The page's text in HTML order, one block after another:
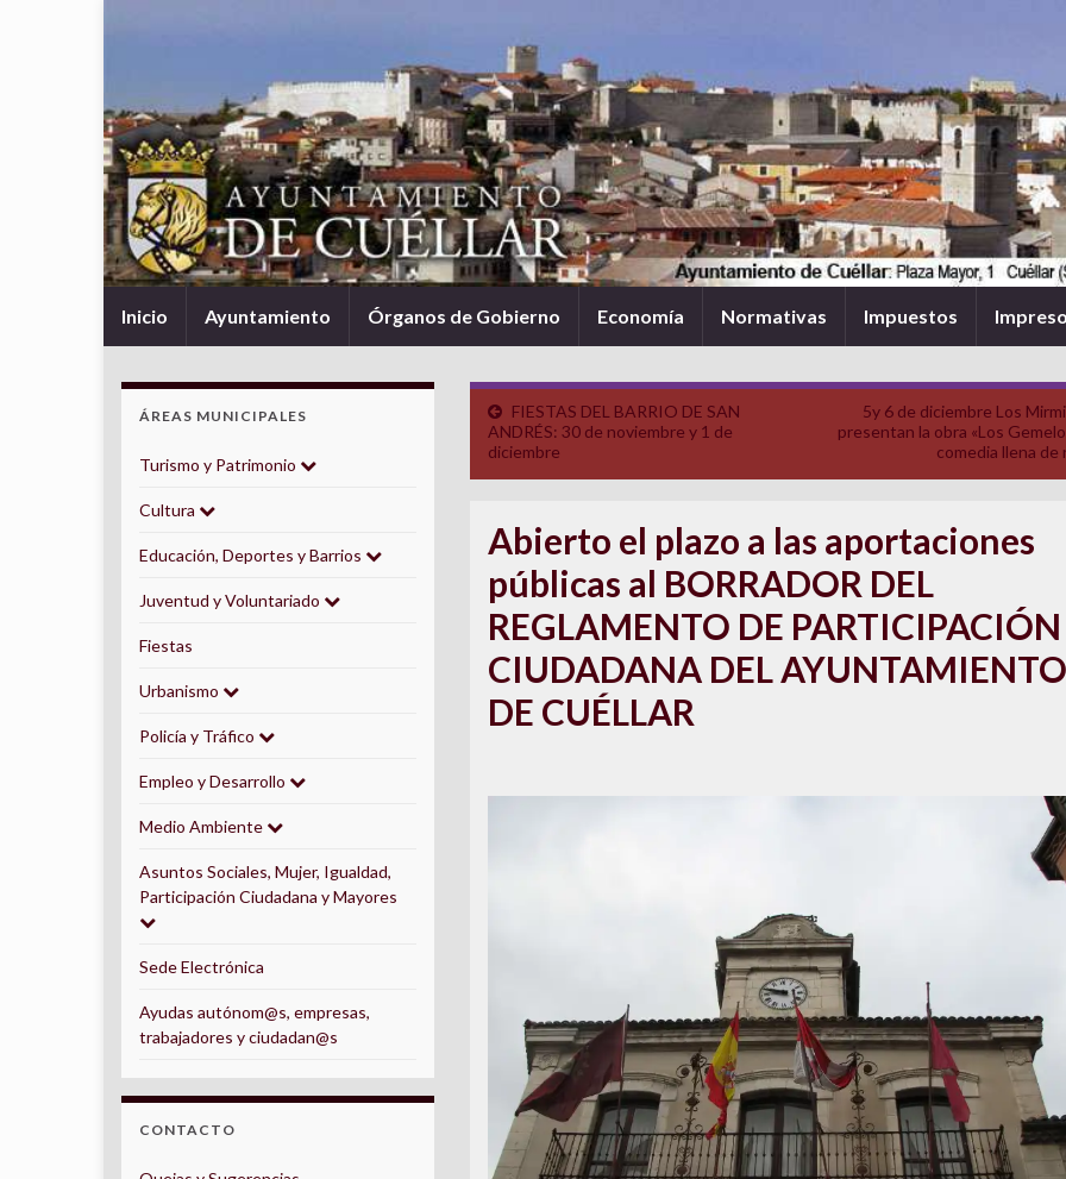
Inicio Ayuntamiento Órganos de Gobierno Economía Normativas Impuestos
FIESTAS DEL BARRIO DE SAN
ANDRÉS: 30 de noviembre y 1 de
diciembre
5y 6 de diciembre Los
presentan la obra «Los
comedia llena de
Abierto el plazo a las aportaciones
públicas al BORRADOR DEL
REGLAMENTO DE PARTICIPACIÓN
CIUDADANA DEL AYUNTAMIENTO
DE CUÉLLAR
ÁREAS MUNICIPALES
Turismo y Patrimonio
Cultura
Educación, Deportes y Barrios
Juventud y Voluntariado
Fiestas
Urbanismo
Policía y Tráfico
Empleo y Desarrollo
Medio Ambiente
Asuntos Sociales, Mujer, Igualdad,
Participación Ciudadana y Mayores
Sede Electrónica
Ayudas autónom@s, empresas,
trabajadores y ciudadan@s
CONTACTO